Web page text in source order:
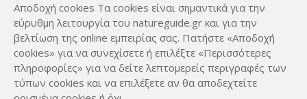
ΟΛΑ ΤΑ ΜΈΛΗ
Αποδοχή cookies Τα cookies είναι σημαντικά για την
εύρυθμη λειτουργία του natureguide.gr και για την
βελτίωση της online εμπειρίας σας. Πατήστε «Αποδοχή
cookies» για να συνεχίσετε ή επιλέξτε «Περισσότερες
πληροφορίες» για να δείτε λεπτομερείς περιγραφές των
τύπων cookies και να επιλέξετε αν θα αποδεχτείτε